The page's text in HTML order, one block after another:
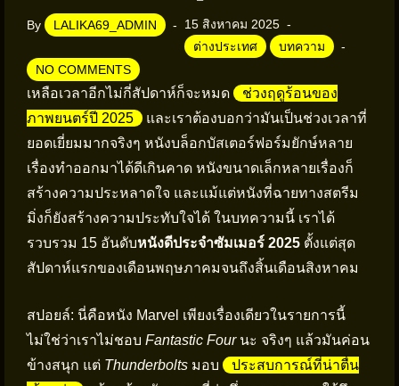
By LALIKA69_ADMIN
15 สิงหาคม 2025
ต่างประเทศ
บทความ
NO COMMENTS
เหลือเวลาอีกไม่กี่สัปดาห์ก็จะหมด
ช่วงฤดูร้อนของ
ภาพยนตร์ปี 2025
และเราต้องบอกว่ามันเป็นช่วงเวลาที่
ยอดเยี่ยมมากจริงๆ หนังบล็อกบัสเตอร์ฟอร์มยักษ์หลาย
เรื่องทำออกมาได้ดีเกินคาด หนังขนาดเล็กหลายเรื่องก็
สร้างความประหลาดใจ และแม้แต่หนังที่ฉายทางสตรีม
มิ่งก็ยังสร้างความประทับใจได้ ในบทความนี้ เราได้
รวบรวม 15 อันดับหนังดีประจำซัมเมอร์ 2025 ตั้งแต่สุด
สัปดาห์แรกของเดือนพฤษภาคมจนถึงสิ้นเดือนสิงหาคม
สปอยล์: นี่คือหนัง Marvel เพียงเรื่องเดียวในรายการนี้
ไม่ใช่ว่าเราไม่ชอบ Fantastic Fourนะ จริงๆ แล้วมันค่อน
ข้างสนุก แต่ Thunderbolts มอบ
ประสบการณ์ที่น่าตื่น